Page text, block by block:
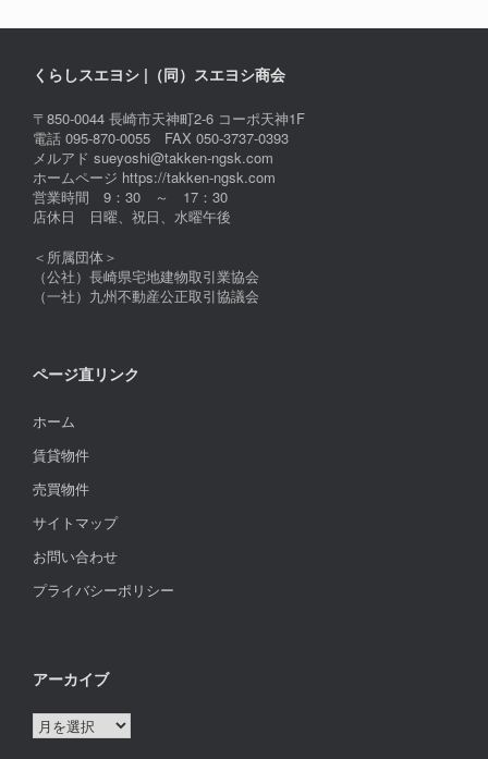
くらしスエヨシ |（同）スエヨシ商会
〒850-0044 長崎市天神町2-6 コーポ天神1F
電話 095-870-0055 FAX 050-3737-0393
メルアド sueyoshi@takken-ngsk.com
ホームページ https://takken-ngsk.com
営業時間 9：30 ～ 17：30
店休日 日曜、祝日、水曜午後
＜所属団体＞
（公社）長崎県宅地建物取引業協会
（一社）九州不動産公正取引協議会
ページ直リンク
ホーム
賃貸物件
売買物件
サイトマップ
お問い合わせ
プライバシーポリシー
アーカイブ
ア